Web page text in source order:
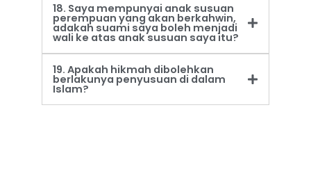
18. Saya mempunyai anak susuan
perempuan yang akan berkahwin,
adakah suami saya boleh menjadi
wali ke atas anak susuan saya itu?
19. Apakah hikmah dibolehkan
berlakunya penyusuan di dalam
Islam?